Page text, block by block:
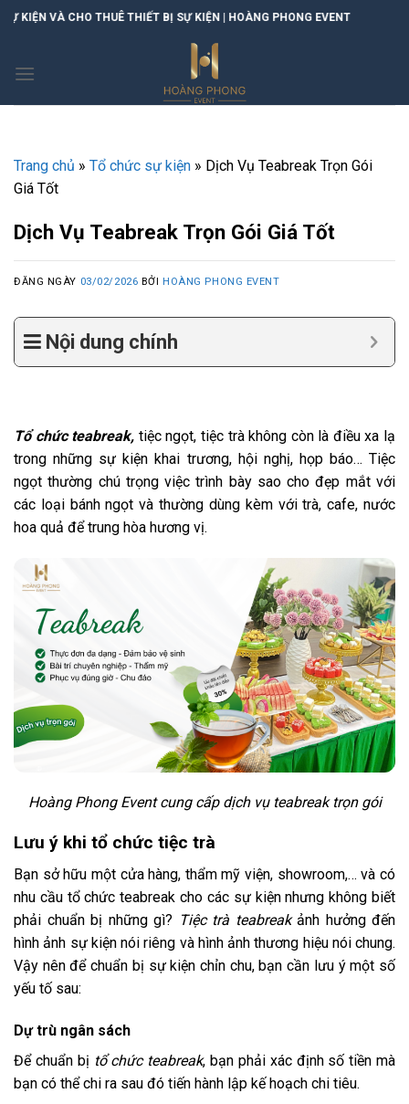
SkipTHIẾT BỊ SỰ KIỆN | HOÀNG PHONG EVENT
Trang chủ » Tổ chức sự kiện » Dịch Vụ Teabreak Trọn Gói
Giá Tốt
Dịch Vụ Teabreak Trọn Gói Giá Tốt
ĐĂNG NGÀY 03/02/2026 BỞI HOÀNG PHONG EVENT
Nội dung chính
Tổchức teabreak, tiệc ngọt, tiệc trà không còn là điều xa lạ
trong những sự kiện khai trương, hội nghị, họp báo… Tiệc
ngọt thường chú trọng việc trình bày sao cho đẹp mắt với
các loại bánh ngọt và thường dùng kèm với trà, cafe, nước
hoa quả để trung hòa hương vị.
Hoàng Phong Event cung cấp dịch vụ teabreak trọn gói
Lưu ý khi tổ chức tiệc trà
Bạn sở hữu một cửa hàng, thẩm mỹ viện, showroom,… và có
nhu cầu tổ chức teabreak cho các sự kiện nhưng không biết
phải chuẩn bị những gì? Tiệc trà teabreakảnh hưởng đến
hình ảnh sự kiện nói riêng và hình ảnh thương hiệu nói chung.
Vậy nên để chuẩn bị sự kiện chỉn chu, bạn cần lưu ý một số
yếu tố sau:
Dự trù ngân sách
Để chuẩn bị tổ chức teabreak, bạn phải xác định số tiền mà
bạn có thể chi ra sau đó tiến hành lập kế hoạch chi tiêu.